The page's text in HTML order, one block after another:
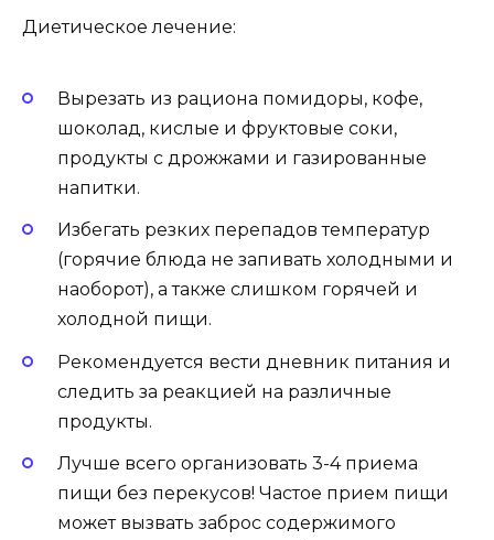
Диетическое лечение:
Вырезать из рациона помидоры, кофе,
шоколад, кислые и фруктовые соки,
продукты с дрожжами и газированные
напитки.
Избегать резких перепадов температур
(горячие блюда не запивать холодными и
наоборот), а также слишком горячей и
холодной пищи.
Рекомендуется вести дневник питания и
следить за реакцией на различные
продукты.
Лучше всего организовать 3-4 приема
пищи без перекусов! Частое прием пищи
может вызвать заброс содержимого